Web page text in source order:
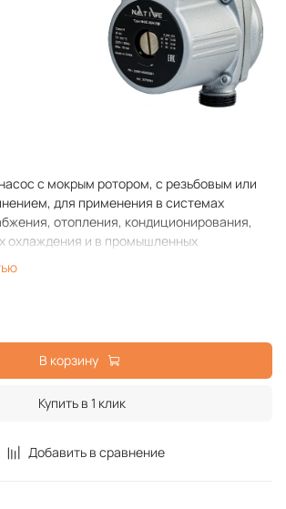
Добавить в сравнение
с мокрым ротором, с резьбовым или
для применения в системах
отопления, кондиционирования,
охлаждения и в промышленных
Устойчив к токам блокировки.
В корзину
Купить в 1 клик